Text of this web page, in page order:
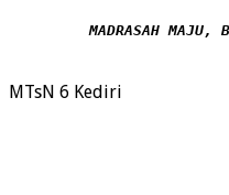
MADRASAH MAJU,
MTsN 6 Kediri